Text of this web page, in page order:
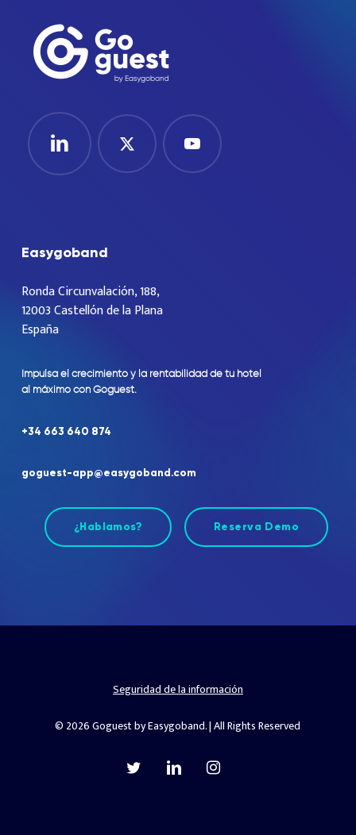
Easygoband
Ronda Circunvalación, 188,
12003 Castellón de la Plana
España
Impulsa el crecimiento y la rentabilidad de tu hotel
al máximo con Goguest.
+34 663 640 874
goguest-app@easygoband.com
¿Hablamos? Reserva Demo
Seguridad de la información
© 2026 Goguest by Easygoband. | All Rights Reserved
twitter linkedin instagram